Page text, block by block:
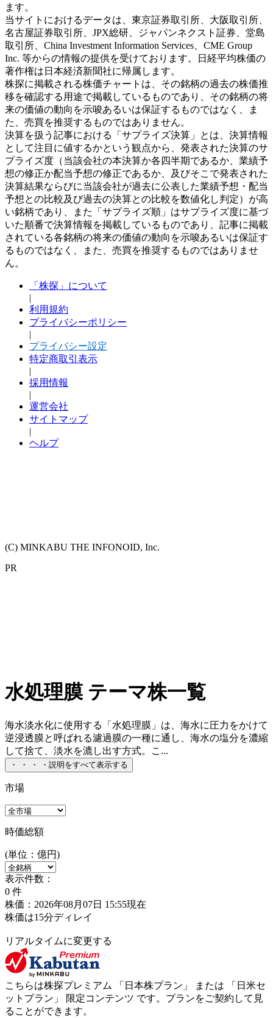
ます。
当サイトにおけるデータは、東京証券取引所、大阪取引所、
名古屋証券取引所、JPX総研、ジャパンネクスト証券、堂島
取引所、China Investment Information Services、CME Group
Inc. 等からの情報の提供を受けております。日経平均株価の
著作権は日本経済新聞社に帰属します。
株探に掲載される株価チャートは、その銘柄の過去の株価推
移を確認する用途で掲載しているものであり、その銘柄の将
来の価値の動向を示唆あるいは保証するものではなく、ま
た、売買を推奨するものではありません。
決算を扱う記事における「サプライズ決算」とは、決算情報
として注目に値するかという観点から、発表された決算のサ
プライズ度（当該会社の本決算か各四半期であるか、業績予
想の修正か配当予想の修正であるか、及びそこで発表された
決算結果ならびに当該会社が過去に公表した業績予想・配当
予想との比較及び過去の決算との比較を数値化し判定）が高
い銘柄であり、また「サプライズ順」はサプライズ度に基づ
いた順番で決算情報を掲載しているものであり、記事に掲載
されている各銘柄の将来の価値の動向を示唆あるいは保証す
るものではなく、また、売買を推奨するものではありませ
ん。
「株探」について
|
利用規約
プライバシーポリシー
|
プライバシー設定
特定商取引表示
|
採用情報
|
運営会社
サイトマップ
|
ヘルプ
(C) MINKABU THE INFONOID, Inc.
PR
水処理膜 テーマ株一覧
海水淡水化に使用する「水処理膜」は、海水に圧力をかけて
逆浸透膜と呼ばれる濾過膜の一種に通し、海水の塩分を濃縮
して捨て、淡水を漉し出す方式。こ...
・ ・ ・ ・ 説明をすべて表示する
市場
時価総額
(単位：億円)
表示件数：
0 件
株価：2026年08月07日 15:55現在
株価は15分ディレイ
リアルタイムに変更する
こちらは株探プレミアム 「 日本株プラン 」 または 「 日米セ
ットプラン 」 限定コンテンツ です。プランをご契約して見
ることができます。